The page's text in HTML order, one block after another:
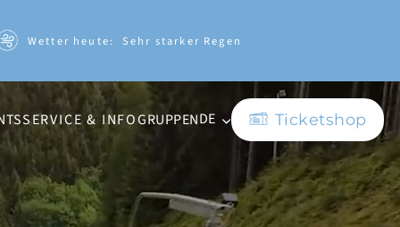
Wetter heute: Sehr starker Regen
SERVICE & INFOGRUPPENDE
EN
Ticketshop